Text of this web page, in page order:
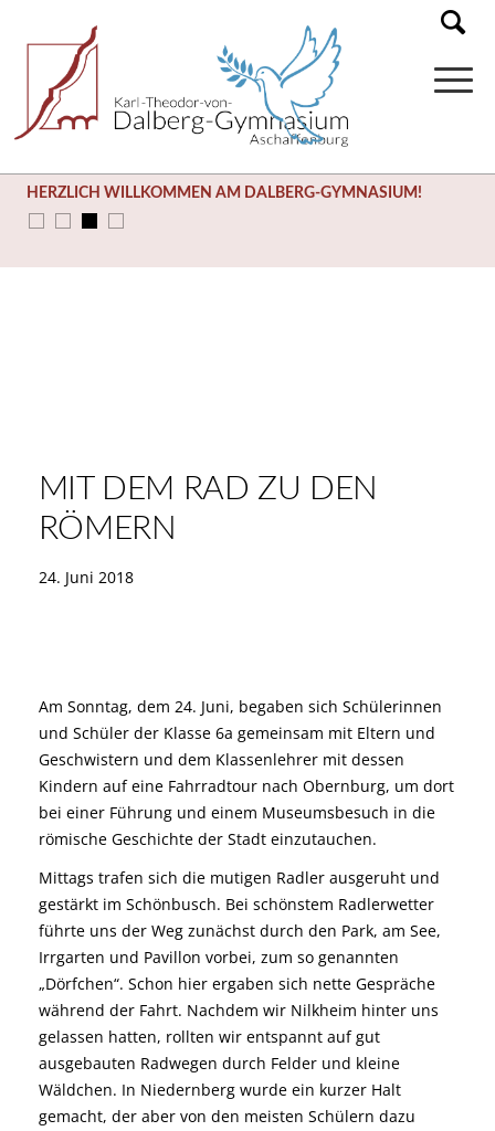
HERZLICH WILLKOMMEN AM DALBERG-GYMNASIUM!
MIT DEM RAD ZU DEN
RÖMERN
24. Juni 2018
Am Sonntag, dem 24. Juni, begaben sich Schülerinnen
und Schüler der Klasse 6a gemeinsam mit Eltern und
Geschwistern und dem Klassenlehrer mit dessen
Kindern auf eine Fahrradtour nach Obernburg, um dort
bei einer Führung und einem Museumsbesuch in die
römische Geschichte der Stadt einzutauchen.
Mittags trafen sich die mutigen Radler ausgeruht und
gestärkt im Schönbusch. Bei schönstem Radlerwetter
führte uns der Weg zunächst durch den Park, am See,
Irrgarten und Pavillon vorbei, zum so genannten
„Dörfchen“. Schon hier ergaben sich nette Gespräche
während der Fahrt. Nachdem wir Nilkheim hinter uns
gelassen hatten, rollten wir entspannt auf gut
ausgebauten Radwegen durch Felder und kleine
Wäldchen. In Niedernberg wurde ein kurzer Halt
gemacht, der aber von den meisten Schülern dazu